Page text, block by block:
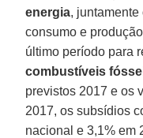
energia,
consumo e
último período para
combustíveis
previstos 2017 e os
2017, os subsídios
nacional e 3,1% em